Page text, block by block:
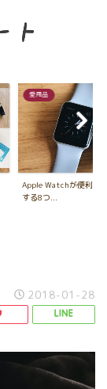
愛用品
Apple Watchが便利す
する8つ...
2018-01-28